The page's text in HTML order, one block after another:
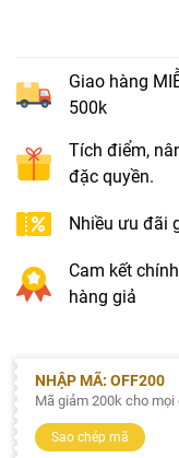
Giao hàng
500k
Tích điểm,
đặc quyền.
Nhiều ưu đãi
Cam kết
hàng giả
NHẬP MÃ: OFF200
Mã giảm 200k cho
Sao chép mã